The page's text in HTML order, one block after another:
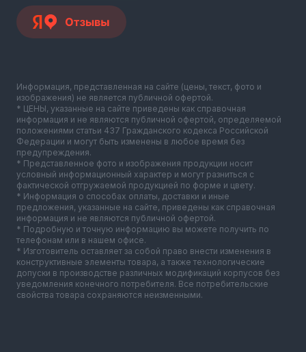
Информация, представленная на сайте (цены, текст, фото и
изображения) не является публичной офертой.
* ЦЕНЫ, указанные на сайте приведены как справочная
информация и не являются публичной офертой, определяемой
положениями статьи 437 Гражданского кодекса Российской
Федерации и могут быть изменены в любое время без
предупреждения.
* Представленное фото и изображения продукции носит
условный информационный характер и могут разниться с
фактической отгружаемой продукцией по форме и цвету.
* Информация о способах оплаты, доставки и иные
предложения, указанные на сайте, приведены как справочная
информация и не являются публичной офертой.
* Подробную и точную информацию вы можете получить по
телефонам или в нашем офисе.
* Изготовитель оставляет за собой право внести изменения в
конструктивные элементы товара, а также технологические
допуски в производстве различных модификаций корпусов без
уведомления конечного потребителя. Все потребительские
свойства товара сохраняются неизменными.